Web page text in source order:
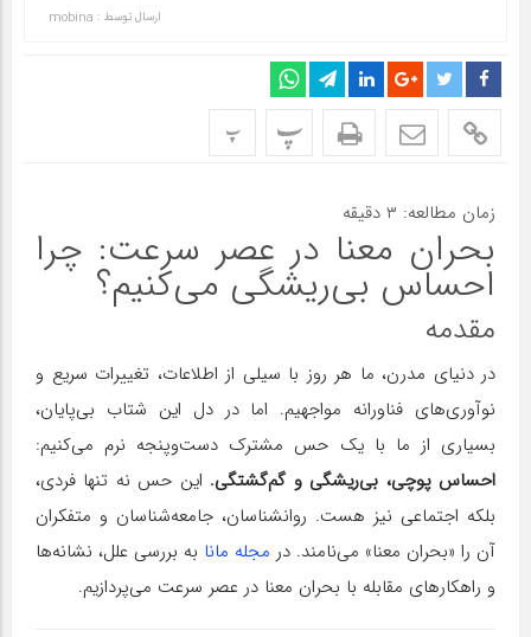
ارسال توسط : mobina
پ پ
زمان مطالعه: ۳ دقیقه
بحران معنا در عصر سرعت: چرا
احساس بی‌ریشگی می‌کنیم؟
مقدمه
در دنیای مدرن، ما هر روز با سیلی از اطلاعات، تغییرات سریع و
نوآوری‌های فناورانه مواجهیم. اما در دل این شتاب بی‌پایان،
بسیاری از ما با یک حس مشترک دست‌وپنجه نرم می‌کنیم:
احساس پوچی، بی‌ریشگی و گم‌گشتگی. این حس نه تنها فردی،
بلکه اجتماعی نیز هست. روانشناسان، جامعه‌شناسان و متفکران
آن را «بحران معنا» می‌نامند. در مجله مانا به بررسی علل، نشانه‌ها
و راهکارهای مقابله با بحران معنا در عصر سرعت می‌پردازیم.